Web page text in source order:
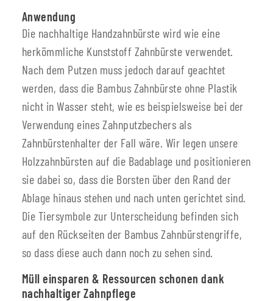
Anwendung
Die nachhaltige Handzahnbürste wird wie eine
herkömmliche Kunststoff Zahnbürste verwendet.
Nach dem Putzen muss jedoch darauf geachtet
werden, dass die Bambus Zahnbürste ohne Plastik
nicht in Wasser steht, wie es beispielsweise bei der
Verwendung eines Zahnputzbechers als
Zahnbürstenhalter der Fall wäre. Wir legen unsere
Holzzahnbürsten auf die Badablage und positionieren
sie dabei so, dass die Borsten über den Rand der
Ablage hinaus stehen und nach unten gerichtet sind.
Die Tiersymbole zur Unterscheidung befinden sich
auf den Rückseiten der Bambus Zahnbürstengriffe,
so dass diese auch dann noch zu sehen sind.
Müll einsparen & Ressourcen schonen dank
nachhaltiger Zahnpflege